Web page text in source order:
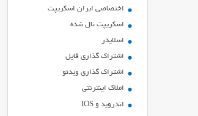
اختصاصی ایران اسکریپت
اسکریپت نال شده
اسلایدر
اشتراك گذاري فايل
اشتراک گذاری ویدئو
املاک اینترنتی
اندروید و IOS